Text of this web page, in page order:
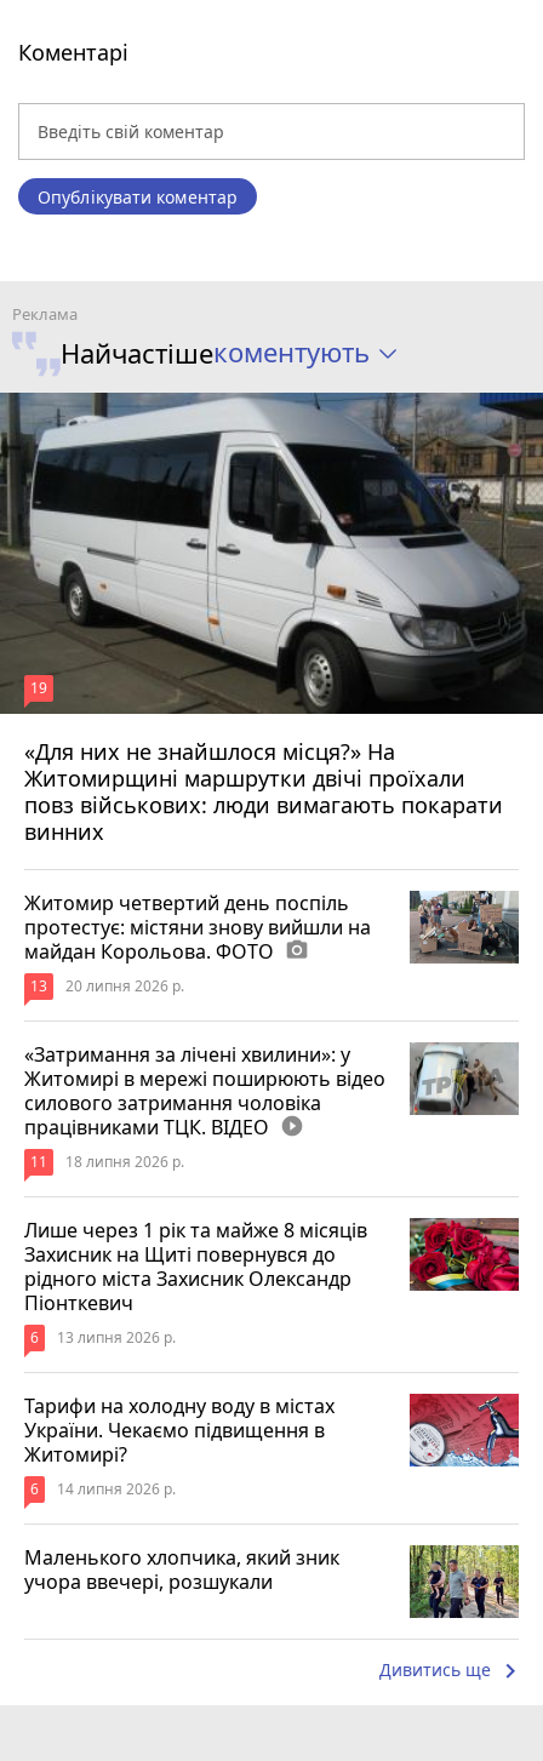
Коментарі
Опублікувати коментар
Найчастішекоментують
«Для них не знайшлося місця?» На
Житомирщині маршрутки двічі проїхали
повз військових: люди вимагають покарати
винних
19
17 липня 2026 р.
Житомир четвертий день поспіль
протестує: містяни знову вийшли на
майдан Корольова. ФОТО photo_camera
13 20 липня 2026 р.
«Затримання за лічені хвилини»: у
Житомирі в мережі поширюють відео
силового затримання чоловіка
працівниками ТЦК. ВІДЕО play_circle_filled
11 18 липня 2026 р.
Лише через 1 рік та майже 8 місяців
Захисник на Щиті повернувся до
рідного міста Захисник Олександр
Піонткевич
6 13 липня 2026 р.
Тарифи на холодну воду в містах
України. Чекаємо підвищення в
Житомирі?
6 14 липня 2026 р.
Маленького хлопчика, який зник
учора ввечері, розшукали
Дивитись ще keyboard_arrow_right